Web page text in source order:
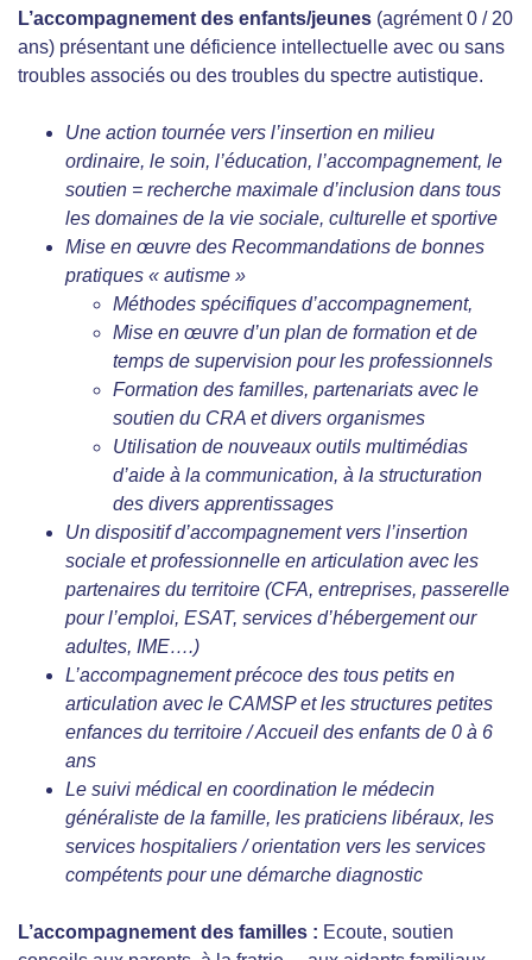
L’accompagnement des enfants/jeunes (agrément 0 / 20
ans) présentant une déficience intellectuelle avec ou sans
troubles associés ou des troubles du spectre autistique.
Une action tournée vers l’insertion en milieu
ordinaire, le soin, l’éducation, l’accompagnement, le
soutien = recherche maximale d’inclusion dans tous
les domaines de la vie sociale, culturelle et sportive
Mise en œuvre des Recommandations de bonnes
pratiques « autisme »
Méthodes spécifiques d’accompagnement,
Mise en œuvre d’un plan de formation et de
temps de supervision pour les professionnels
Formation des familles, partenariats avec le
soutien du CRA et divers organismes
Utilisation de nouveaux outils multimédias
d’aide à la communication, à la structuration
des divers apprentissages
Un dispositif d’accompagnement vers l’insertion
sociale et professionnelle en articulation avec les
partenaires du territoire (CFA, entreprises, passerelle
pour l’emploi, ESAT, services d’hébergement our
adultes, IME….)
L’accompagnement précoce des tous petits en
articulation avec le CAMSP et les structures petites
enfances du territoire / Accueil des enfants de 0 à 6
ans
Le suivi médical en coordination le médecin
généraliste de la famille, les praticiens libéraux, les
services hospitaliers / orientation vers les services
compétents pour une démarche diagnostic
L’accompagnement des familles : Ecoute, soutien